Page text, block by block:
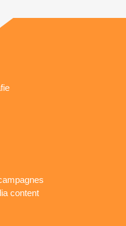
content